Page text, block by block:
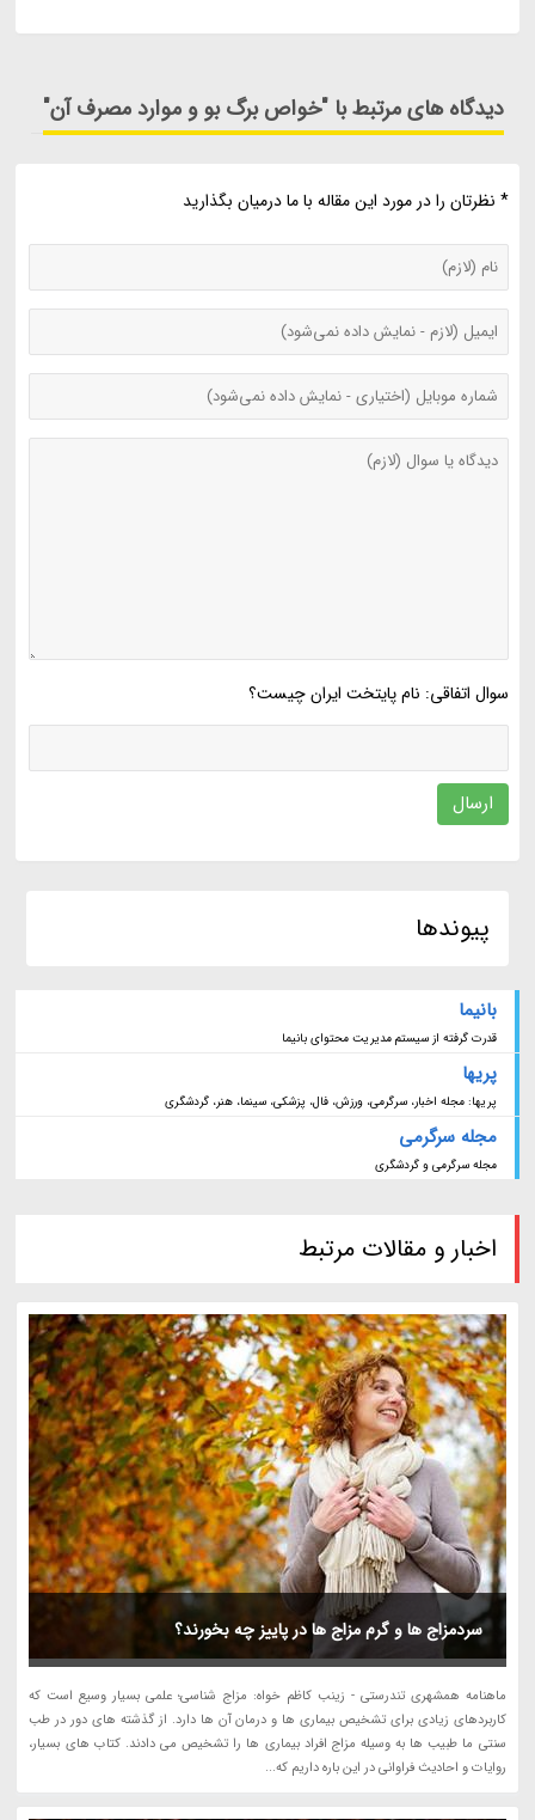
دیدگاه های مرتبط با "خواص برگ بو و موارد مصرف آن"
* نظرتان را در مورد این مقاله با ما درمیان بگذارید
سوال اتفاقی: نام پایتخت ایران چیست؟
ارسال
پیوندها
بانیما
قدرت گرفته از سیستم مدیریت محتوای بانیما
پریها
پریها: مجله اخبار، سرگرمی، ورزش، فال، پزشکی، سینما، هنر، گردشگری
مجله سرگرمی
مجله سرگرمی و گردشگری
اخبار و مقالات مرتبط
سردمزاج ها و گرم مزاج ها در پاییز چه بخورند؟
ماهنامه همشهری تندرستی - زینب کاظم خواه: مزاج شناسی؛ علمی بسیار وسیع است که
کاربردهای زیادی برای تشخیص بیماری ها و درمان آن ها دارد. از گذشته های دور در طب
سنتی ما طبیب ها به وسیله مزاج افراد بیماری ها را تشخیص می دادند. کتاب های بسیار،
روایات و احادیث فراوانی در این باره داریم که...